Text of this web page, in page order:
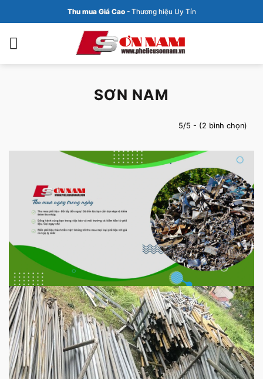
qua
nội
Thu mua Giá Cao- Thương hiệu Uy Tín
SƠN NAM
5/5 - (2 bình chọn)